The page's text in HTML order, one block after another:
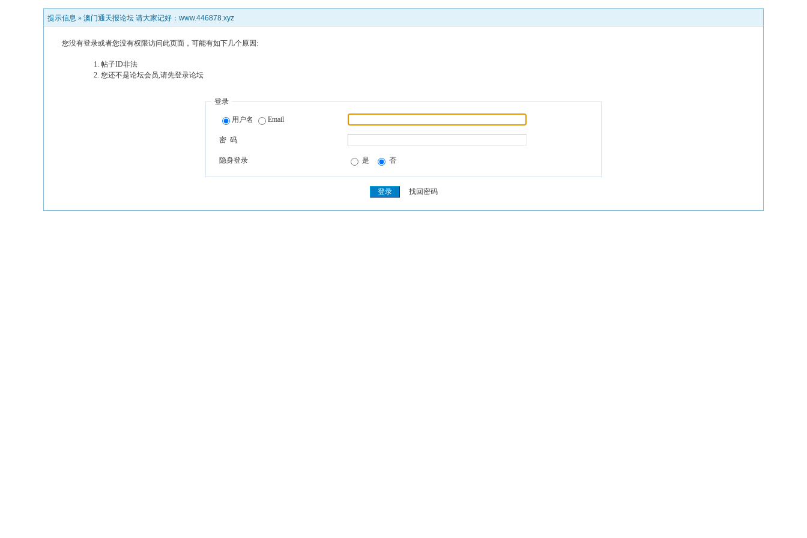
提示信息 » 澳门通天报论坛 请大家记好：www.446878.xyz
您没有登录或者您没有权限访问此页面，可能有如下几个原因:
帖子ID非法
您还不是论坛会员,请先登录论坛
登录
用户名 Email
密 码
隐身登录 是 否
找回密码